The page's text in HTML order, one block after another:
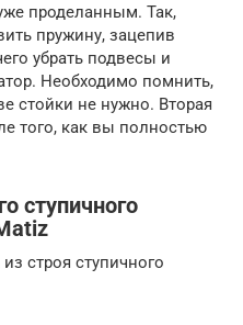
проделанным. Так,
пружину, зацепив
убрать подвесы и
Необходимо помнить,
стойки не нужно. Вторая
того, как вы полностью
ступичного
строя ступичного